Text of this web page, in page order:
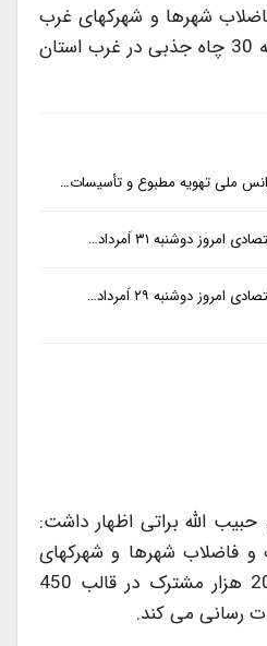
شهرها و شهرکهای غرب
استان تهران از حفر سالانه 30 چاه جذبی در غرب استان
ملی تهویه مطبوع و تأسیسات…
دوشنبه ۳۱ اَمرداد…
دوشنبه ۲۹ اَمرداد…
الله براتی اظهار داشت:
فاضلاب شهرها و شهرکهای
غرب استان تهران به 205 هزار مشترک در قالب 450
رسانی می کند.